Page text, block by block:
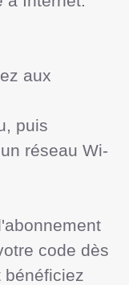
aux
puis
réseau Wi-
code dès
bénéficiez